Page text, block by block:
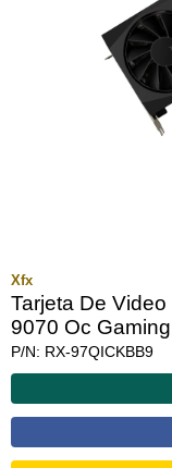
Xfx
Tarjeta De
9070 Oc
P/N: RX-97QICKBB9